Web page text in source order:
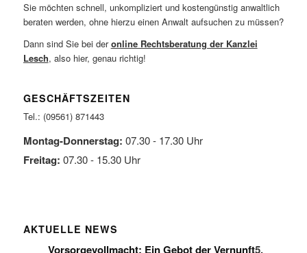
Sie möchten schnell, unkompliziert und kostengünstig anwaltlich
beraten werden, ohne hierzu einen Anwalt aufsuchen zu müssen?
Dann sind Sie bei deronline Rechtsberatung der Kanzlei
Lesch, also hier, genau richtig!
GESCHÄFTSZEITEN
Tel.: (09561) 871443
Montag-Donnerstag: 07.30 - 17.30 Uhr
Freitag: 07.30 - 15.30 Uhr
AKTUELLE NEWS
Vorsorgevollmacht: Ein Gebot der Vernunft5.